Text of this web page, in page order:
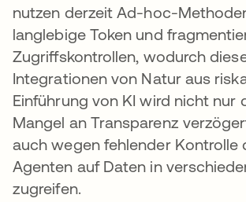
nutzen derzeit Ad-hoc-
langlebige Token und
Zugriffskontrollen, wodurch
Integrationen von Natur aus
Einführung von KI wird nicht nur
Mangel an Transparenz
auch wegen fehlender Kontrolle
Agenten auf Daten in
zugreifen.